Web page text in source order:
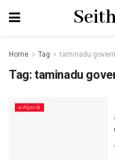
Home Tag taminadu
Tag: taminadu
தமிழ்நாடு